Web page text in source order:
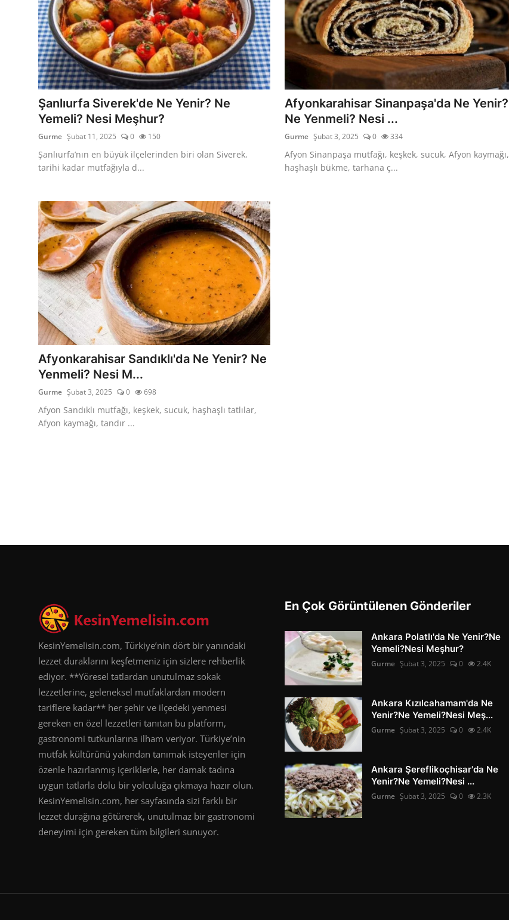
Şanlıurfa Siverek'de Ne Yenir? Ne
Yemeli? Nesi Meşhur?
Gurme Şubat 11, 2025 0 150
Şanlıurfa’nın en büyük ilçelerinden biri olan Siverek,
tarihi kadar mutfağıyla d...
Afyonkarahisar Sinanpaşa'da Ne Yenir?
Ne Yenmeli? Nesi ...
Gurme Şubat 3, 2025 0 334
Afyon Sinanpaşa mutfağı, keşkek, sucuk, Afyon kaymağı,
haşhaşlı bükme, tarhana ç...
Afyonkarahisar Sandıklı'da Ne Yenir? Ne
Yenmeli? Nesi M...
Gurme Şubat 3, 2025 0 698
Afyon Sandıklı mutfağı, keşkek, sucuk, haşhaşlı tatlılar,
Afyon kaymağı, tandır ...
KesinYemelisin.com, Türkiye’nin dört bir yanındaki
lezzet duraklarını keşfetmeniz için sizlere rehberlik
ediyor. **Yöresel tatlardan unutulmaz sokak
lezzetlerine, geleneksel mutfaklardan modern
tariflere kadar** her şehir ve ilçedeki yenmesi
gereken en özel lezzetleri tanıtan bu platform,
gastronomi tutkunlarına ilham veriyor. Türkiye’nin
mutfak kültürünü yakından tanımak isteyenler için
özenle hazırlanmış içeriklerle, her damak tadına
uygun tatlarla dolu bir yolculuğa çıkmaya hazır olun.
KesinYemelisin.com, her sayfasında sizi farklı bir
lezzet durağına götürerek, unutulmaz bir gastronomi
deneyimi için gereken tüm bilgileri sunuyor.
En Çok Görüntülenen Gönderiler
Ankara Polatlı'da Ne Yenir?Ne
Yemeli?Nesi Meşhur?
Gurme Şubat 3, 2025 0 2.4K
Ankara Kızılcahamam'da Ne
Yenir?Ne Yemeli?Nesi Meş...
Gurme Şubat 3, 2025 0 2.4K
Ankara Şereflikoçhisar'da Ne
Yenir?Ne Yemeli?Nesi ...
Gurme Şubat 3, 2025 0 2.3K